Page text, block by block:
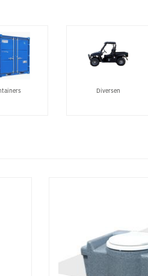
Diversen